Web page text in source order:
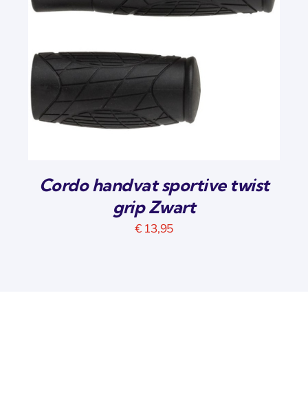
Cordo handvat sportive twist
grip Zwart
€13,95